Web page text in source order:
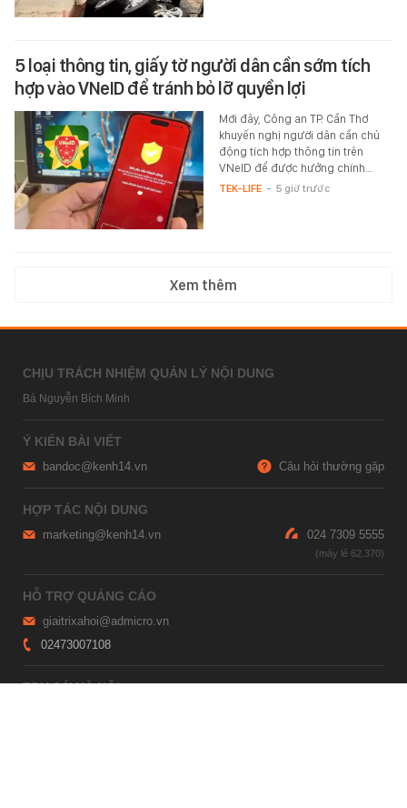
5 loại thông tin, giấy tờ người dân cần sớm tích
hợp vào VNeID để tránh bỏ lỡ quyền lợi
Mới đây, Công an TP. Cần Thơ
khuyến nghị người dân cần chủ
động tích hợp thông tin trên
VNeID để được hưởng chính…
TEK-LIFE - 5 giờ trước
Xem thêm
CHỊU TRÁCH NHIỆM QUẢN LÝ NỘI DUNG
Bà Nguyễn Bích Minh
Ý KIẾN BÀI VIẾT
bandoc@kenh14.vn Câu hỏi thường gặp
HỢP TÁC NỘI DUNG
marketing@kenh14.vn 024 7309 5555
HỖ TRỢ QUẢNG CÁO
giaitrixahoi@admicro.vn
02473007108
TRỤ SỞ HÀ NỘI